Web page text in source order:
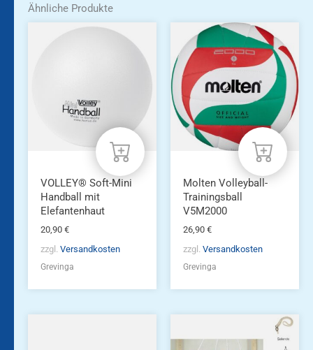
Ähnliche Produkte
VOLLEY® Soft-Mini
Handball mit
Elefantenhaut
20,90 €
zzgl. Versandkosten
Grevinga
Molten Volleyball-
Trainingsball
V5M2000
26,90 €
zzgl. Versandkosten
Grevinga